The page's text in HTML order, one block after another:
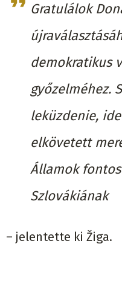
Gratulálok
demokratikus
győzelméhez.
leküzdenie,
elkövetett
Államok
Szlovákiának
– jelentette ki Žiga.